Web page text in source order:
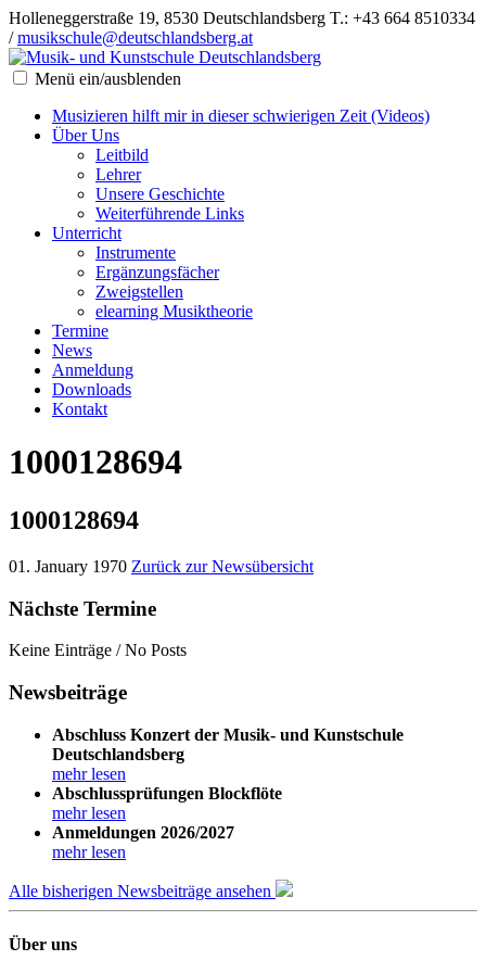
Holleneggerstraße 19, 8530 Deutschlandsberg T.: +43 664 8510334
/musikschule@deutschlandsberg.at
Menü ein/ausblenden
Musizieren hilft mir in dieser schwierigen Zeit (Videos)
Über Uns
Leitbild
Lehrer
Unsere Geschichte
Weiterführende Links
Unterricht
Instrumente
Ergänzungsfächer
Zweigstellen
elearning Musiktheorie
Termine
News
Anmeldung
Downloads
Kontakt
1000128694
1000128694
01. January 1970 Zurück zur Newsübersicht
Nächste Termine
Keine Einträge / No Posts
Newsbeiträge
Abschluss Konzert der Musik- und Kunstschule
Deutschlandsberg
mehr lesen
Abschlussprüfungen Blockflöte
mehr lesen
Anmeldungen 2026/2027
mehr lesen
Alle bisherigen Newsbeiträge ansehen
Über uns